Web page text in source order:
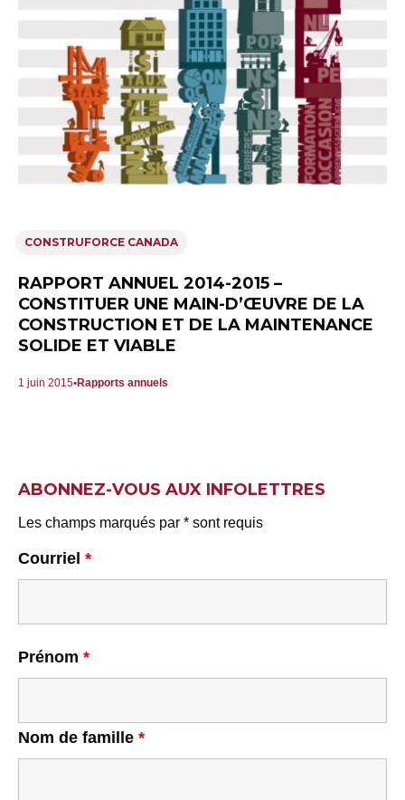
CONSTRUFORCE CANADA
RAPPORT ANNUEL 2014-2015 –
CONSTITUER UNE MAIN-D’ŒUVRE DE LA
CONSTRUCTION ET DE LA MAINTENANCE
SOLIDE ET VIABLE
1 juin 2015 Rapports annuels
ABONNEZ-VOUS AUX INFOLETTRES
Les champs marqués par * sont requis
Courriel *
Prénom *
Nom de famille *